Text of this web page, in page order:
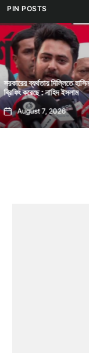
PIN POSTS
হাসিনা প্রেস
ইসলাম